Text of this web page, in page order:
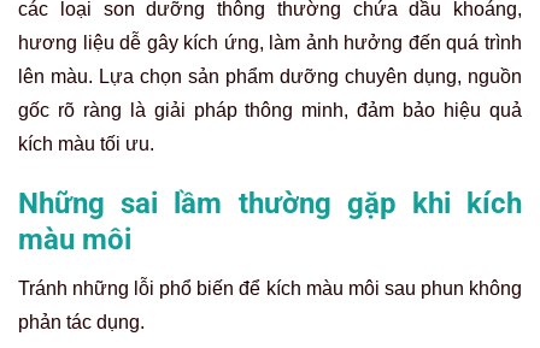
các loại son dưỡng thông thường chứa dầu khoáng,
hương liệu dễ gây kích ứng, làm ảnh hưởng đến quá trình
lên màu. Lựa chọn sản phẩm dưỡng chuyên dụng, nguồn
gốc rõ ràng là giải pháp thông minh, đảm bảo hiệu quả
kích màu tối ưu.
Những sai lầm thường gặp khi kích
màu môi
Tránh những lỗi phổ biến để kích màu môi sau phun không
phản tác dụng.